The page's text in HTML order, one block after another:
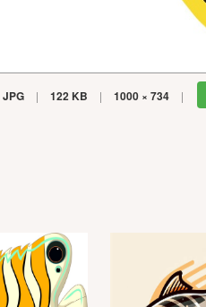
JPG | 122 KB | 1000 × 734 |